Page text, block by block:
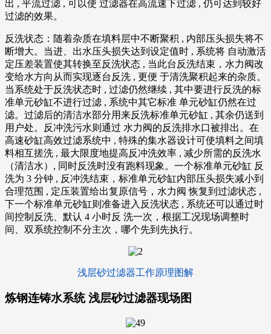
出 , 平流过滤 , 可以使 过滤器在高流速下过滤 , 仍可达到较好
过滤的效果。
反洗状态：随着杂质在填料层中不断聚积 , 内部压头损失将不
断增大。当进、出水压头损失达到设定值时 , 系统将 自动激活
定压差装置使其转换至反洗状态 , 当此台反洗结束，水力阀改
变给水方向从而实现逐台反洗 , 更便 于清洗聚积起来的杂质。
当系统处于反洗状态时 , 过滤仍然继续 , 其中要进行反洗的标
准单元砂缸不进行过滤 , 系统中其它标准 单元砂缸仍然在过
滤。过滤后的清洁水部分用来反洗标准单元砂缸 , 其余仍送到
用户处。反冲洗污水则通过 水力阀的反洗排水口被排出。在
高速砂缸高效过滤系统中 , 特殊的集水器设计可使填料之间填
料相互搓洗 , 最大限度地提高反冲洗效率 , 减少所需的反洗水
（清洁水）, 同时反洗时没有跑料现象。一个标准单元砂缸 反
洗为 3 分钟 , 反冲洗结束，标准单元砂缸内部压头损失减小到
合理范围 , 定压装置给出复原信号，水力阀 恢复到过滤状态 ,
下一个标准单元砂缸则准备进入反洗状态 , 系统还可以通过时
间控制反洗、默认 4 小时反 洗一次，根据工况现场调整时
间、双系统控制不分主次，哪个先到先执行。
浅层砂过滤器工作原理图解
炼钢连铸水系统 浅层砂过滤器现场图